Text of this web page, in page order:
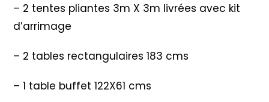
– 2 tentes pliantes 3m X 3m livrées avec kit
d’arrimage
– 2 tables rectangulaires 183 cms
– 1 table buffet 122X61 cms